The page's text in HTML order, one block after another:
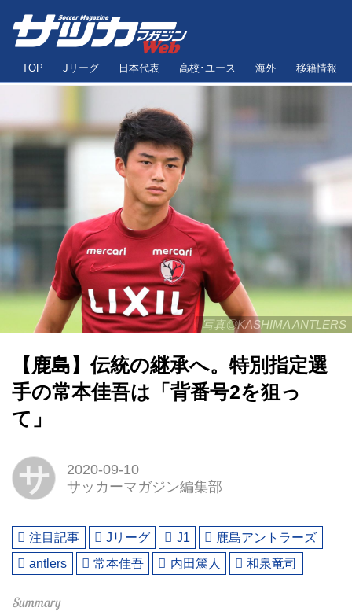
TOP Jリーグ 日本代表 高校･ユース 海外 移籍情報
写真◎KASHIMA ANTLERS
【鹿島】伝統の継承へ。特別指定選
手の常本佳吾は「背番号2を狙っ
て」
サ
2020-09-10
サッカーマガジン編集部
注目記事 Jリーグ J1
鹿島アントラーズ
antlers
常本佳吾 内田篤人 和泉竜司